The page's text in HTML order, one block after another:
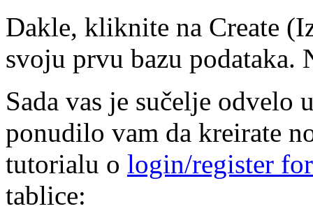
Dakle, kliknite na Create
svoju prvu bazu podataka.
Sada vas je sučelje odvelo
ponudilo vam da kreirate
tutorialu o login/register
tablice: